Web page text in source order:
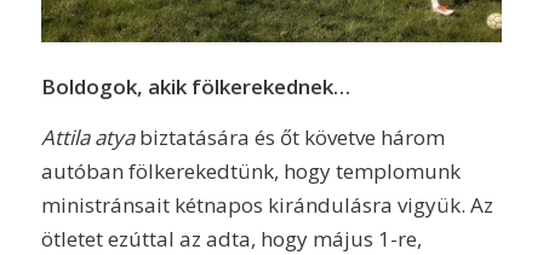
Boldogok, akik fölkerekednek…
Attila atyabiztatására és őt követve három
autóban fölkerekedtünk, hogy templomunk
ministránsait kétnapos kirándulásra vigyük. Az
ötletet ezúttal az adta, hogy május 1-re,